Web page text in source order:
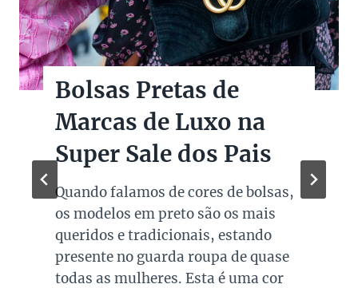
Bolsas Pretas de
Marcas de Luxo na
Super Sale dos Pais
Quando falamos de cores de bolsas,
os modelos em preto são os mais
queridos e tradicionais, estando
presente no guarda roupa de quase
todas as mulheres. Esta é uma cor